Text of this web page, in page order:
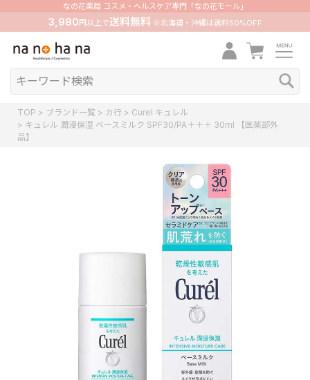
なの花薬局 コスメ・ヘルスケア専門「なの花モール」
3,980 円以上で送料無料※北海道・沖縄は送料50%OFF
TOP ブランド一覧 カ行
Curel キュレル
キュレル 潤浸保湿 ベースミルク SPF30/PA＋＋＋ 30ml 【医薬部外
品】